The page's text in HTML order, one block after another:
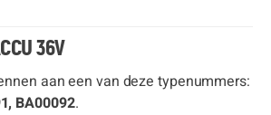
36V
aan een van deze typenummers:
BA00092.